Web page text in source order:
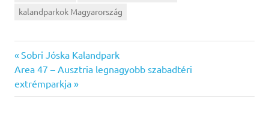
kalandparkok Magyarország
Bejegyzés
navigáció
Previous
Post:
Sobri Jóska Kalandpark
Next
Post:
Area 47 – Ausztria legnagyobb szabadtéri
extrémparkja